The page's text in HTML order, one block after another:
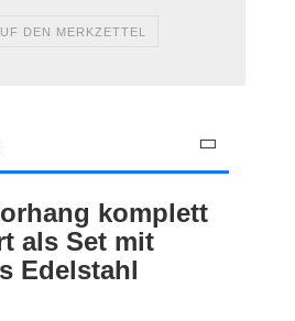
DEN MERKZETTEL
komplett
als Set mit
Edelstahl